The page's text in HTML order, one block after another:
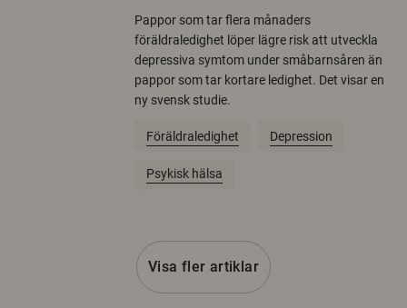
Pappor som tar flera månaders
föräldraledighet löper lägre risk att utveckla
depressiva symtom under småbarnsåren än
pappor som tar kortare ledighet. Det visar en
ny svensk studie.
Föräldraledighet Depression
Psykisk hälsa
Visa fler artiklar